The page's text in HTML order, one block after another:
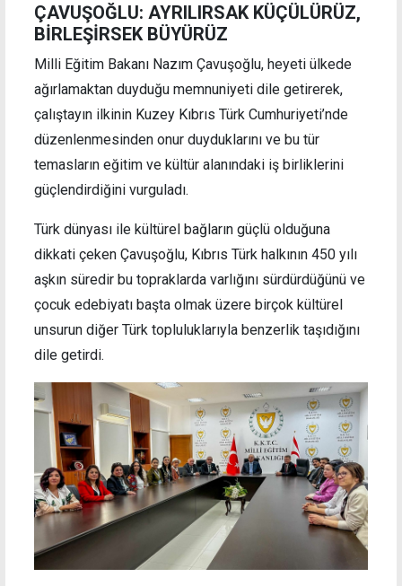
ÇAVUŞOĞLU: AYRILIRSAK KÜÇÜLÜRÜZ,
BİRLEŞİRSEK BÜYÜRÜZ
Milli Eğitim Bakanı Nazım Çavuşoğlu, heyeti ülkede
ağırlamaktan duyduğu memnuniyeti dile getirerek,
çalıştayın ilkinin Kuzey Kıbrıs Türk Cumhuriyeti’nde
düzenlenmesinden onur duyduklarını ve bu tür
temasların eğitim ve kültür alanındaki iş birliklerini
güçlendirdiğini vurguladı.
Türk dünyası ile kültürel bağların güçlü olduğuna
dikkati çeken Çavuşoğlu, Kıbrıs Türk halkının 450 yılı
aşkın süredir bu topraklarda varlığını sürdürdüğünü ve
çocuk edebiyatı başta olmak üzere birçok kültürel
unsurun diğer Türk topluluklarıyla benzerlik taşıdığını
dile getirdi.